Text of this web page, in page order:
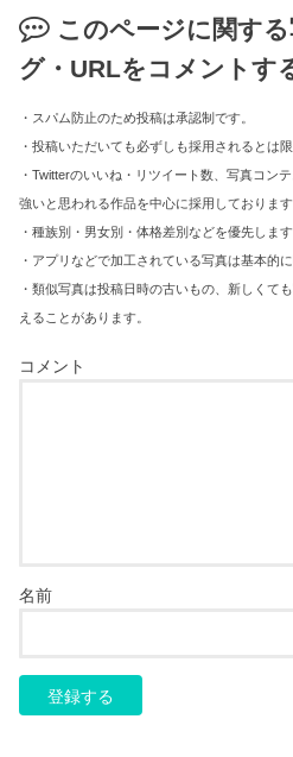
このページに関す
グ・URLをコメントす
・スパム防止のため投稿は承認制です。
・投稿いただいても必ずしも採用されるとは
・Twitterのいいね・リツイート数、写真コン
強いと思われる作品を中心に採用しております
・種族別・男女別・体格差別などを優先します
・アプリなどで加工されている写真は基本的に
・類似写真は投稿日時の古いもの、新しくて
えることがあります。
コメント
名前